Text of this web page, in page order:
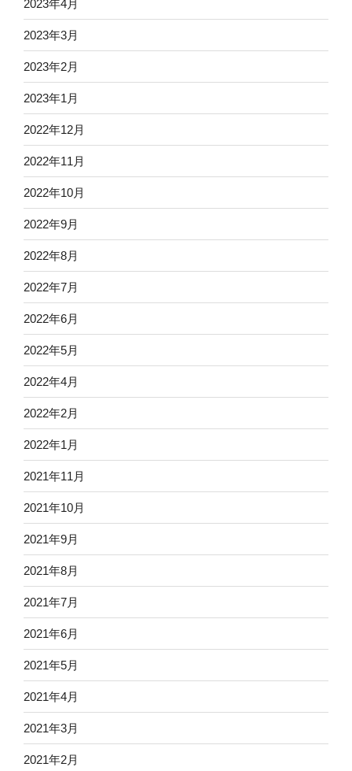
2023年4月
2023年3月
2023年2月
2023年1月
2022年12月
2022年11月
2022年10月
2022年9月
2022年8月
2022年7月
2022年6月
2022年5月
2022年4月
2022年2月
2022年1月
2021年11月
2021年10月
2021年9月
2021年8月
2021年7月
2021年6月
2021年5月
2021年4月
2021年3月
2021年2月